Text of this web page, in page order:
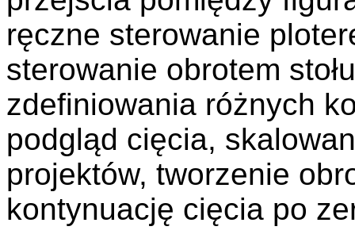
ręczne sterowanie
sterowanie obrotem
zdefiniowania różnych
podgląd cięcia,
projektów, tworzenie
kontynuację cięcia po